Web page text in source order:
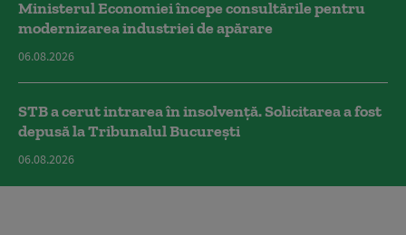
Ministerul Economiei începe consultările pentru
modernizarea industriei de apărare
06.08.2026
STB a cerut intrarea în insolvență. Solicitarea a fost
depusă la Tribunalul București
06.08.2026